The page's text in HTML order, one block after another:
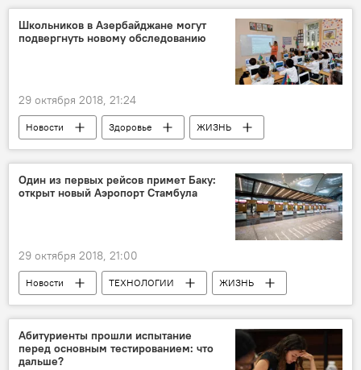
Государственный таможенный комитет АР
Слухи
Грузовик
Школьников в Азербайджане могут
подвергнуть новому обследованию
29 октября 2018, 21:24
Новости Здоровье
ЖИЗНЬ
Азербайджан
школьники
обследование
Один из первых рейсов примет Баку:
открыт новый Аэропорт Стамбула
29 октября 2018, 21:00
Новости ТЕХНОЛОГИИ
ЖИЗНЬ
Экономика
Новости мира
Стамбул
аэропорт
Абитуриенты прошли испытание
перед основным тестированием: что
дальше?